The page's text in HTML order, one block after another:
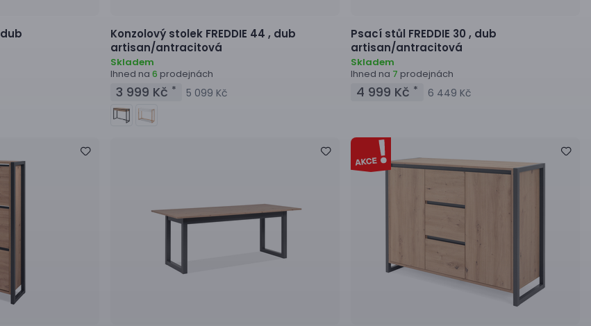
dub
Konzolový stolek FREDDIE 44 , dub
artisan/antracitová
Skladem
Ihned na 6 prodejnách
3 999 Kč * 5 099 Kč
Psací stůl FREDDIE 30 , dub
artisan/antracitová
Skladem
Ihned na 7 prodejnách
4 999 Kč * 6 449 Kč